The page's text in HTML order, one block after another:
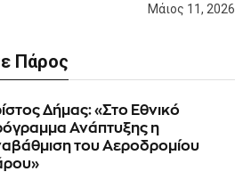
Μάιος 11, 2026
Πάρος
Δήμας: «Στο Εθνικό
Ανάπτυξης η
του Αεροδρομίου